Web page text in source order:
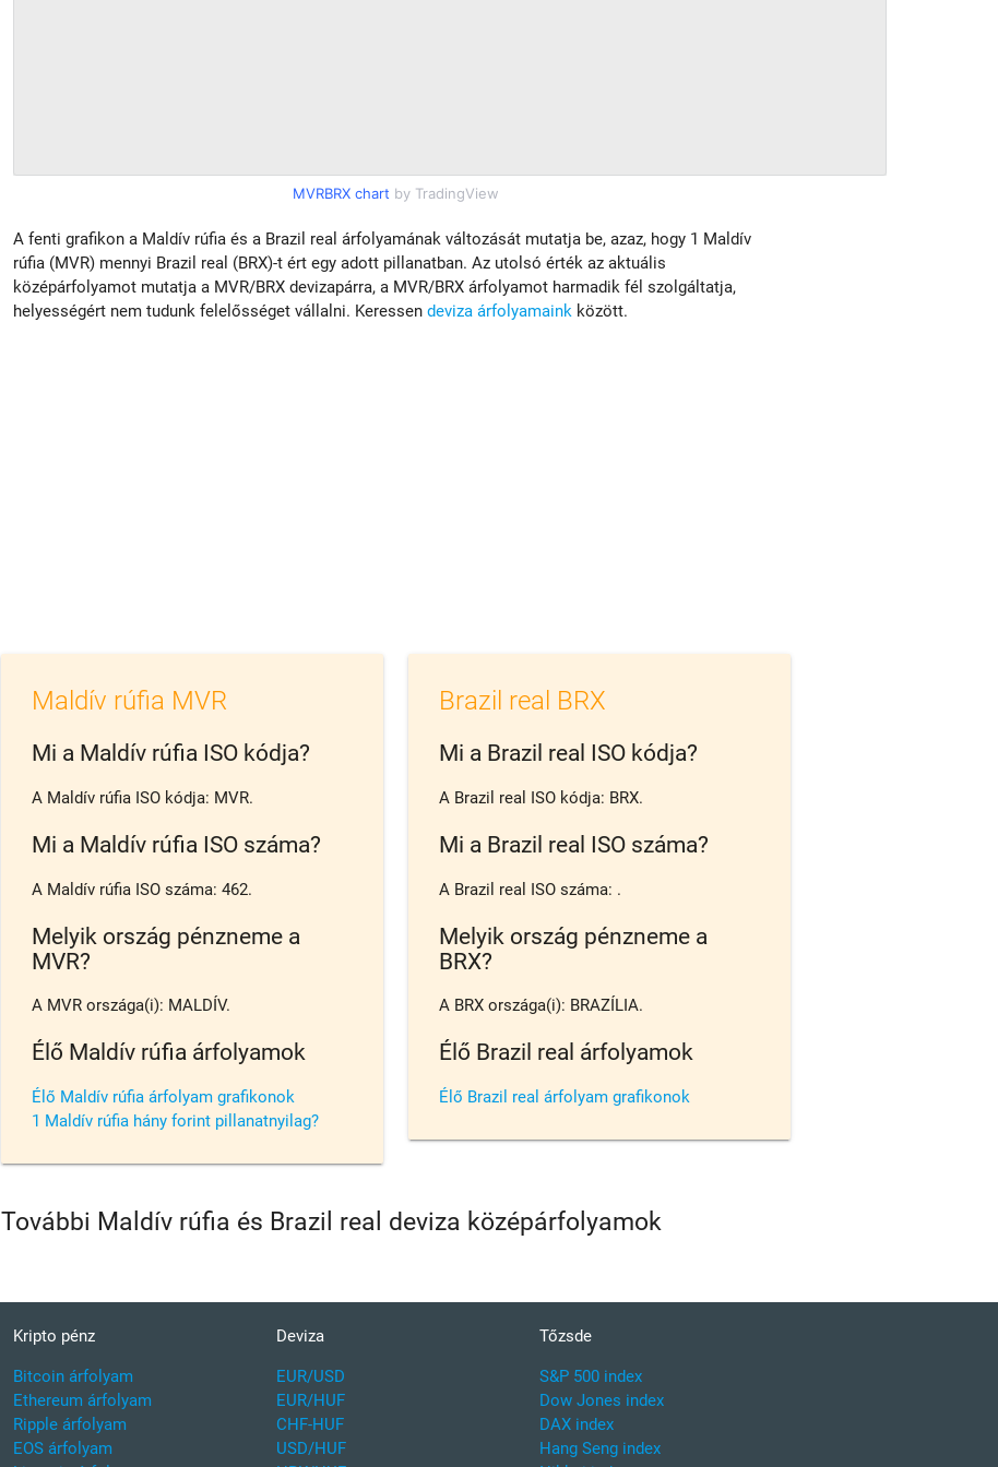
MVRBRX chart by TradingView
A fenti grafikon a Maldív rúfia és a Brazil real árfolyamának változását mutatja be, azaz, hogy 1 Maldív
rúfia (MVR) mennyi Brazil real (BRX)-t ért egy adott pillanatban. Az utolsó érték az aktuális
középárfolyamot mutatja a MVR/BRX devizapárra, a MVR/BRX árfolyamot harmadik fél szolgáltatja,
helyességért nem tudunk felelősséget vállalni. Keressendeviza árfolyamaink között.
Maldív rúfia MVR
Mi a Maldív rúfia ISO kódja?
A Maldív rúfia ISO kódja: MVR.
Mi a Maldív rúfia ISO száma?
A Maldív rúfia ISO száma: 462.
Melyik ország pénzneme a
MVR?
A MVR országa(i): MALDÍV.
Élő Maldív rúfia árfolyamok
Élő Maldív rúfia árfolyam grafikonok
1 Maldív rúfia hány forint pillanatnyilag?
Brazil real BRX
Mi a Brazil real ISO kódja?
A Brazil real ISO kódja: BRX.
Mi a Brazil real ISO száma?
A Brazil real ISO száma: .
Melyik ország pénzneme a
BRX?
A BRX országa(i): BRAZÍLIA.
Élő Brazil real árfolyamok
Élő Brazil real árfolyam grafikonok
További Maldív rúfia és Brazil real deviza középárfolyamok
Kripto pénz
Bitcoin árfolyam
Ethereum árfolyam
Ripple árfolyam
EOS árfolyam
Deviza
EUR/USD
EUR/HUF
CHF-HUF
USD/HUF
Tőzsde
S&P 500 index
Dow Jones index
DAX index
Hang Seng index